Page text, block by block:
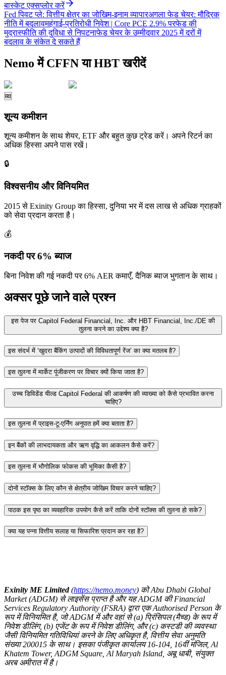
बास्केट एक्सप्लोर करें
Fed पिवट प्ले: वित्तीय क्षेत्र का जोखिम-इनाम व्यापारअगला फेड चेयर: मौद्रिक
नीति में बदलावमहंगाई-प्रतिरोधी निवेश | Core PCE 2.9% परफेड की
मुद्रास्फीति की दुविधा से निपटनाफेड चेयर के उम्मीदवार 2025 में दरों में
बदलाव के संकेत दे सकते हैं
Nemo में CFFN या HBT खरीदें
🆓
शून्य कमीशन
शून्य कमीशन के साथ शेयर, ETF और बहुत कुछ ट्रेड करें। अपने रिटर्न का
अधिक हिस्सा अपने पास रखें।
🔒
विश्वसनीय और विनियमित
2015 से Exinity Group का हिस्सा, दुनिया भर में दस लाख से अधिक ग्राहकों
को सेवा प्रदान करता है।
💰
नकदी पर 6% ब्याज
बिना निवेश की गई नकदी पर 6% AER कमाएँ, दैनिक ब्याज भुगतान के साथ।
अक्सर पूछे जाने वाले प्रश्न
इस पेज पर Capitol Federal Financial, Inc. और HBT Financial, Inc./DE की
तुलना करने का उद्देश्य क्या है?
इस संदर्भ में ‘खुदरा बैंकिंग उत्पादों की विविधतापूर्ण रेंज’ का क्या मतलब है?
इस तुलना में मार्केट पूंजीकरण पर विचार क्यों किया जाता है?
उच्च डिविडेंड यील्ड Capitol Federal की आकर्षण की व्याख्या को कैसे प्रभावित करना
चाहिए?
इस तुलना में प्राइस-टू-एर्निंग अनुपात हमें क्या बताता है?
इन बैंकों की लाभदायकता और ऋण वृद्धि का आकलन कैसे करें?
इस तुलना में भौगोलिक फोकस की भूमिका कैसी है?
दोनों स्टॉक्स के लिए कौन से क्षेत्रीय जोखिम विचार करने चाहिए?
पाठक इस पृष्ठ का व्यवहारिक उपयोग कैसे करें ताकि दोनों स्टॉक्स की तुलना हो सके?
क्या यह पन्ना वित्तीय सलाह या सिफारिश प्रदान कर रहा है?
Exinity ME Limited(https://nemo.money) को Abu Dhabi Global
Market (ADGM) से लाइसेंस प्राप्त है और यह ADGM की Financial
Services Regulatory Authority (FSRA) द्वारा एक Authorised Person के
रूप में विनियमित है, जो ADGM में और वहां से (a) प्रिंसिपल (मैच्ड) के रूप में
निवेश डीलिंग, (b) एजेंट के रूप में निवेश डीलिंग, और (c) कस्टडी की व्यवस्था
जैसी विनियमित गतिविधियां करने के लिए अधिकृत है, वित्तीय सेवा अनुमति
संख्या 200015 के साथ। इसका पंजीकृत कार्यालय 16-104, 16वीं मंजिल, Al
Khatem Tower, ADGM Square, Al Maryah Island, अबू धाबी, संयुक्त
अरब अमीरात में है।